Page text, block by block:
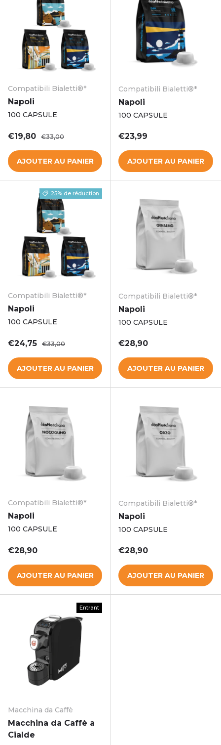
Compatibili Bialetti®*
Napoli
100 CAPSULE
Prix soldé
€19,80 Prix habituel
€33,00
AJOUTER AU PANIER
Compatibili Bialetti®*
Napoli
100 CAPSULE
Prix habituel
€23,99
AJOUTER AU PANIER
25% de réduction
Compatibili Bialetti®*
Napoli
100 CAPSULE
Prix soldé
€24,75 Prix habituel
€33,00
AJOUTER AU PANIER
Compatibili Bialetti®*
Napoli
100 CAPSULE
Prix habituel
€28,90
AJOUTER AU PANIER
Compatibili Bialetti®*
Napoli
100 CAPSULE
Prix habituel
€28,90
AJOUTER AU PANIER
Compatibili Bialetti®*
Napoli
100 CAPSULE
Prix habituel
€28,90
AJOUTER AU PANIER
Entrant
Macchina da Caffè
Macchina da Caffè a
Cialde